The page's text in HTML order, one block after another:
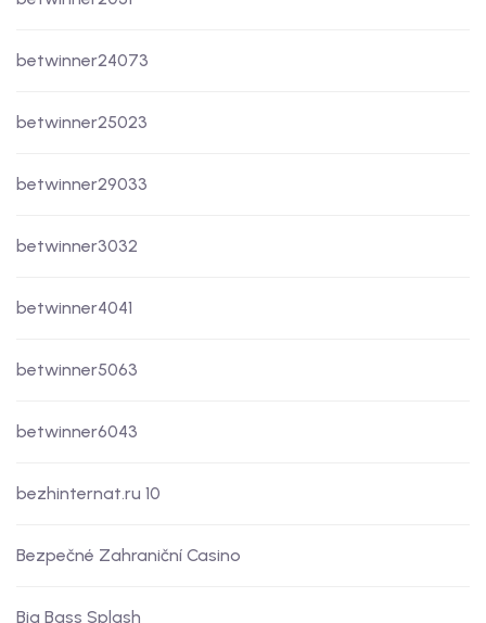
betwinner24073
betwinner25023
betwinner29033
betwinner3032
betwinner4041
betwinner5063
betwinner6043
bezhinternat.ru 10
Bezpečné Zahraniční Casino
Big Bass Splash